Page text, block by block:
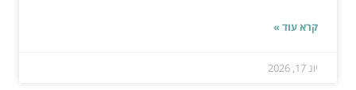
קרא עוד »
יונ 17, 2026